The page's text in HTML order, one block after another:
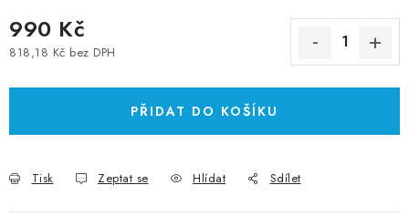
990 Kč
818,18 Kč bez DPH
PŘIDAT DO KOŠÍKU
Tisk Zeptat se Hlídat Sdílet